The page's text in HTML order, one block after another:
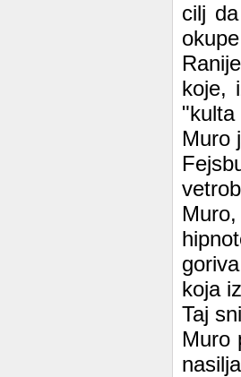
cilj
koje,
"kulta
Muro
koja
Taj
Muro